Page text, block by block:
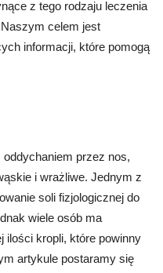
z tego rodzaju leczenia
celem jest
informacji, które pomogą
przez nos,
i wrażliwe. Jednym z
soli fizjologicznej do
wiele osób ma
ilości kropli, które powinny
artykule postaramy się